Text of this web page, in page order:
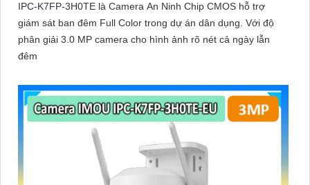
IPC-K7FP-3H0TE là Camera An Ninh Chip CMOS hỗ trợ
giám sát ban đêm Full Color trong dự án dân dụng. Với độ
phân giải 3.0 MP camera cho hình ảnh rõ nét cả ngày lẫn
đêm